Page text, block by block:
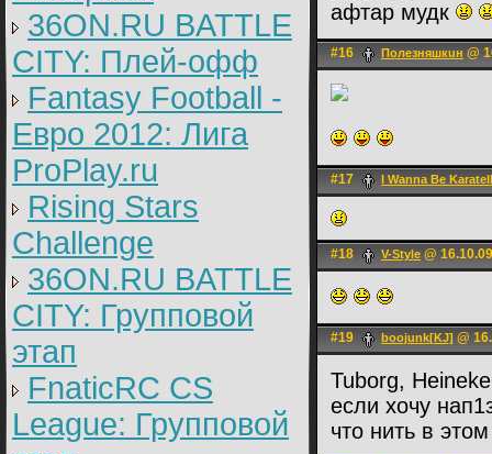
36ON.RU BATTLE
CITY: Плей-офф
Fantasy Football -
Евро 2012: Лига
ProPlay.ru
Rising Stars
Challenge
36ON.RU BATTLE
CITY: Групповой
этап
FnaticRC CS
League: Групповой
афтар мудк
#16 Полeзняшкuн @
#17 I Wanna Be
#18 V-Style @
#19 boojunk[KJ] @
Tuborg,
если хочу
что нить в